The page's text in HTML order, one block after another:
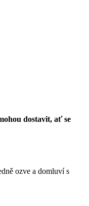
dostavit, ať se
ozve a domluví s